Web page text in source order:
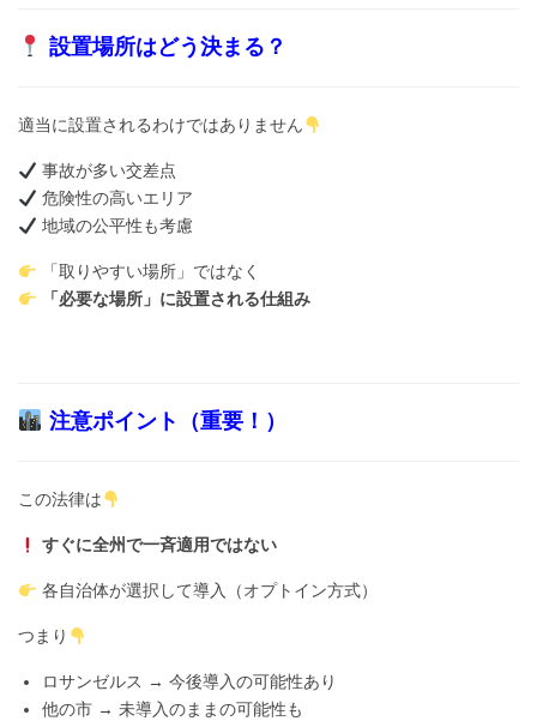
設置場所はどう決まる？
適当に設置されるわけではありません
事故が多い交差点
危険性の高いエリア
地域の公平性も考慮
「取りやすい場所」ではなく
「必要な場所」に設置される仕組み
注意ポイント（重要！）
この法律は
すぐに全州で一斉適用ではない
各自治体が選択して導入（オプトイン方式）
つまり
ロサンゼルス → 今後導入の可能性あり
他の市 → 未導入のままの可能性も